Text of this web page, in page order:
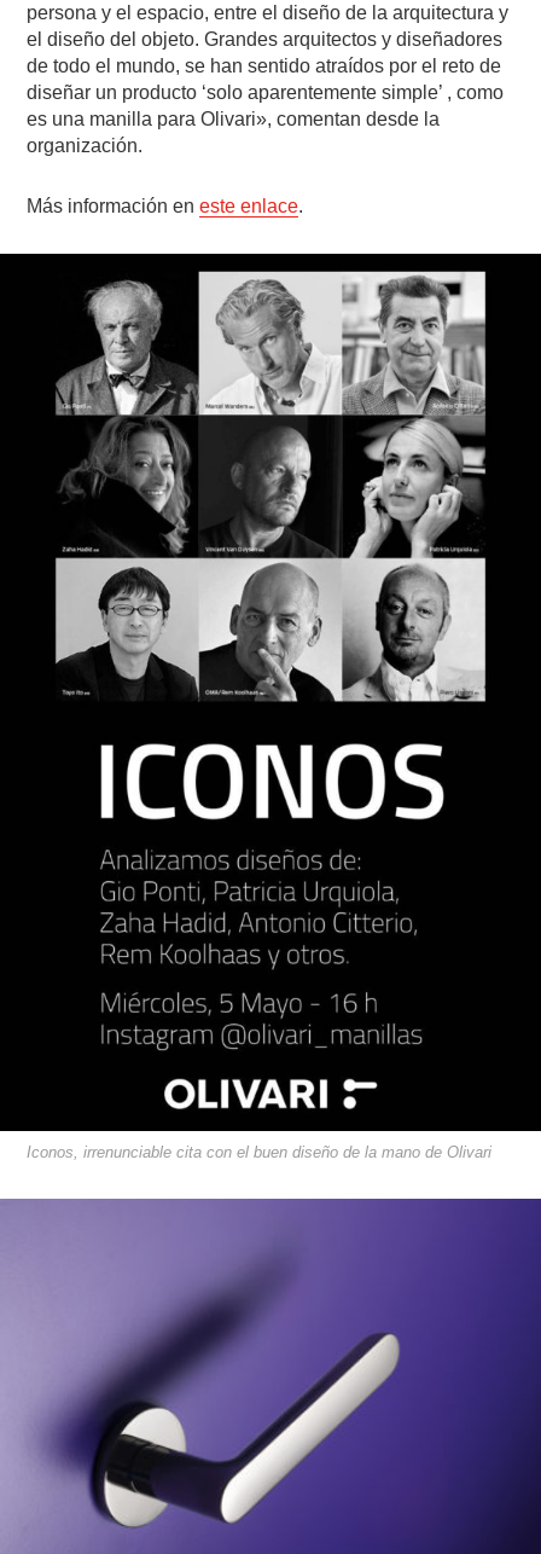
persona y el espacio, entre el diseño de la arquitectura y
el diseño del objeto. Grandes arquitectos y diseñadores
de todo el mundo, se han sentido atraídos por el reto de
diseñar un producto ‘solo aparentemente simple’ , como
es una manilla para Olivari», comentan desde la
organización.
Más información eneste enlace.
Iconos, irrenunciable cita con el buen diseño de la mano de Olivari